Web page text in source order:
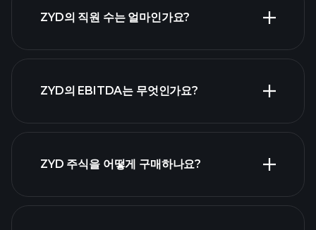
록
ZYD의 직원 수는 얼마인가요?
목록
ZYD의 EBITDA는 무엇인가요?
ZYD 재무 제
ZYD 주식을 어떻게 구매하나요?